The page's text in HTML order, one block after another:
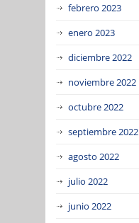
febrero 2023
enero 2023
diciembre 2022
noviembre 2022
octubre 2022
septiembre 2022
agosto 2022
julio 2022
junio 2022